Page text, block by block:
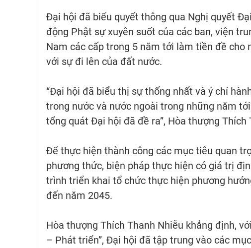
Đại hội đã biểu quyết thông qua Nghị quyết
động Phật sự xuyên suốt của các ban, viện
Nam các cấp trong 5 năm tới làm tiền đề
với sự đi lên của đất nước.
“Đại hội đã biểu thị sự thống nhất và ý chí
trong nước và nước ngoài trong những năm
tổng quát Đại hội đã đề ra”, Hòa thượng Thích
Để thực hiện thành công các mục tiêu quan
phương thức, biện pháp thực hiện có giá trị
trình triển khai tổ chức thực hiện phương
đến năm 2045.
Hòa thượng Thích Thanh Nhiễu khẳng định,
– Phát triển”, Đại hội đã tập trung vào các